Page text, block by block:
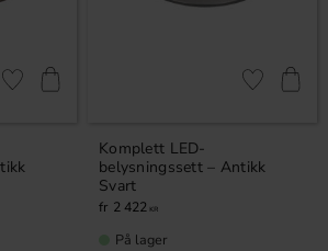
Lagre som favoritt
Komplett LED-
belysningssett – Antikk
Svart
2 422 KR
Lagre som
På lager